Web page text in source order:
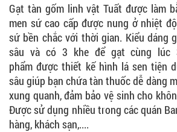
Gạt tàn gốm linh vật Tuất được làm
men sứ cao cấp được nung ở nhiệt
sứ bền chắc với thời gian. Kiểu dáng
sâu và có 3 khe để gạt cùng lúc
phẩm được thiết kế hình lá sen tiện
sâu giúp bạn chứa tàn thuốc dễ dàng
xung quanh, đảm bảo vệ sinh cho
Được sử dụng nhiều trong các quán
hàng, khách sạn,....